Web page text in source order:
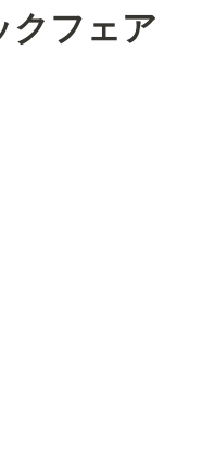
クフェア